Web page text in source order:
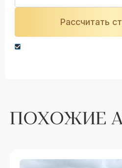
ПОХОЖИЕ